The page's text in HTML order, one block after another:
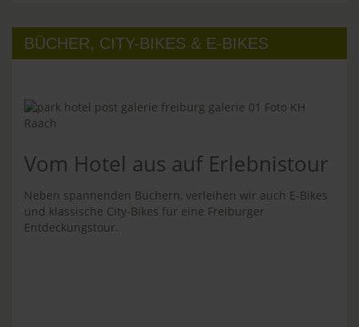
BÜCHER, CITY-BIKES & E-BIKES
Vom Hotel aus auf Erlebnistour
Neben spannenden Büchern, verleihen wir auch E-Bikes
und klassische City-Bikes für eine Freiburger
Entdeckungstour.